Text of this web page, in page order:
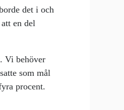
det i och
en del
Vi behöver
som mål
procent.